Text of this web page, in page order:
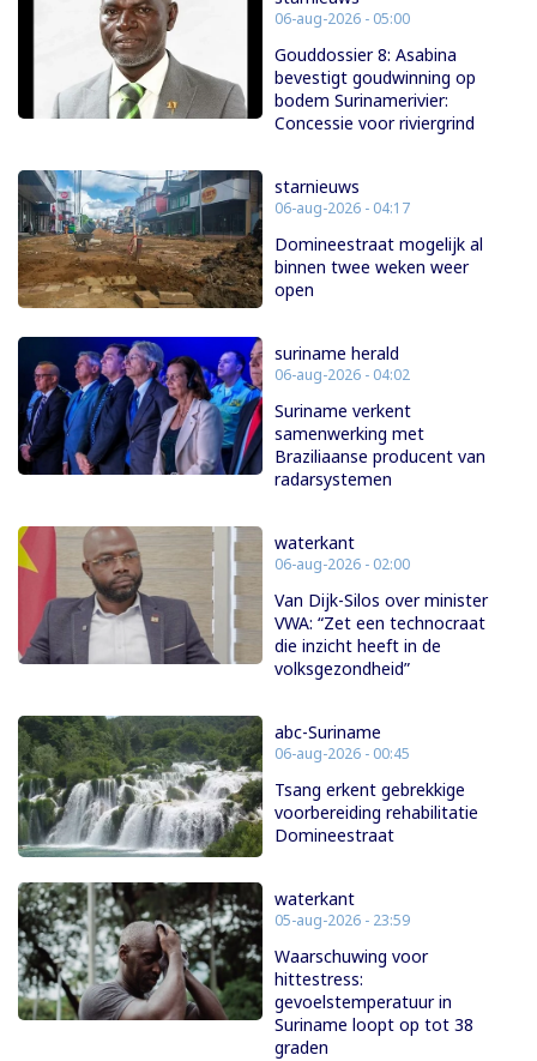
06-aug-2026 - 05:00
Gouddossier 8: Asabina
bevestigt goudwinning op
bodem Surinamerivier:
Concessie voor riviergrind
starnieuws
06-aug-2026 - 04:17
Domineestraat mogelijk al
binnen twee weken weer
open
suriname herald
06-aug-2026 - 04:02
Suriname verkent
samenwerking met
Braziliaanse producent van
radarsystemen
waterkant
06-aug-2026 - 02:00
Van Dijk-Silos over minister
VWA: “Zet een technocraat
die inzicht heeft in de
volksgezondheid”
abc-Suriname
06-aug-2026 - 00:45
Tsang erkent gebrekkige
voorbereiding rehabilitatie
Domineestraat
waterkant
05-aug-2026 - 23:59
Waarschuwing voor
hittestress:
gevoelstemperatuur in
Suriname loopt op tot 38
graden